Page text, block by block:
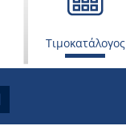
Τιμοκατάλογος